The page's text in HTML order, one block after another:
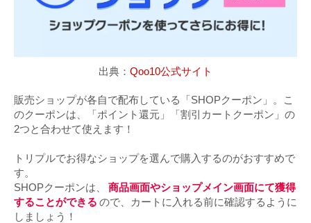
出典： Qoo10公式サイト
販売ショップが各自で配布している「SHOPクーポン」。こ
のクーポンは、「ポイント還元」「割引カートクーポン」の
2つと合わせて使えます！
トリプルでお得なショップを選んで購入するのがおすすめで
す。
SHOPクーポンは、
商品画面やショップメイン画面にて獲得
することができる ので、カートに入れる前に確認するように
しましょう！